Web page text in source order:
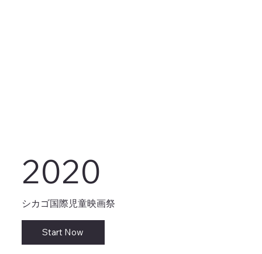
2020
シカゴ国際児童映画祭
Start Now